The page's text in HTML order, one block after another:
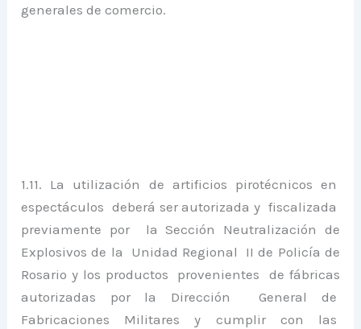
generales de comercio.
1.11. La utilización de artificios pirotécnicos en
espectáculos deberá ser autorizada y fiscalizada
previamente por la Sección Neutralización de
Explosivos de la Unidad Regional II de Policía de
Rosario y los productos provenientes de fábricas
autorizadas por la Dirección General de
Fabricaciones Militares y cumplir con las